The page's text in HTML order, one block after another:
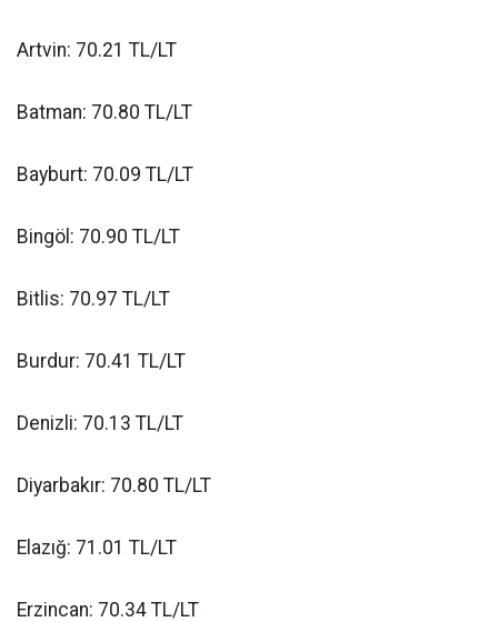
Artvin: 70.21 TL/LT
Batman: 70.80 TL/LT
Bayburt: 70.09 TL/LT
Bingöl: 70.90 TL/LT
Bitlis: 70.97 TL/LT
Burdur: 70.41 TL/LT
Denizli: 70.13 TL/LT
Diyarbakır: 70.80 TL/LT
Elazığ: 71.01 TL/LT
Erzincan: 70.34 TL/LT